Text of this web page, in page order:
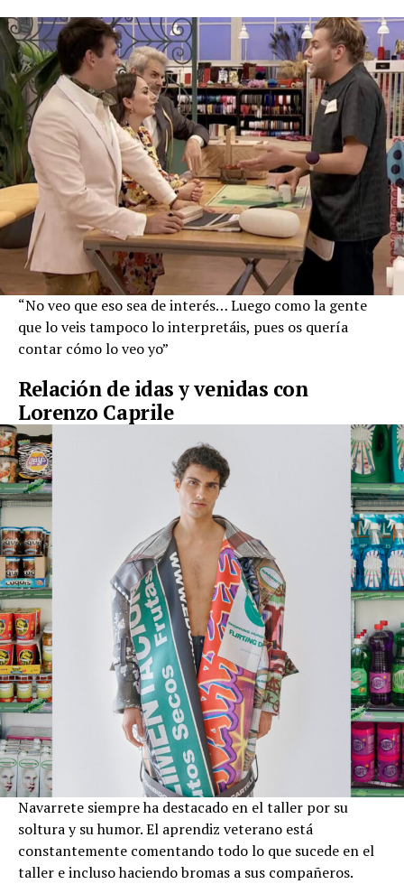
“No veo que eso sea de interés… Luego como la gente
que lo veis tampoco lo interpretáis, pues os quería
contar cómo lo veo yo”
Relación de idas y venidas con
Lorenzo Caprile
Navarrete siempre ha destacado en el taller por su
soltura y su humor. El aprendiz veterano está
constantemente comentando todo lo que sucede en el
taller e incluso haciendo bromas a sus compañeros.